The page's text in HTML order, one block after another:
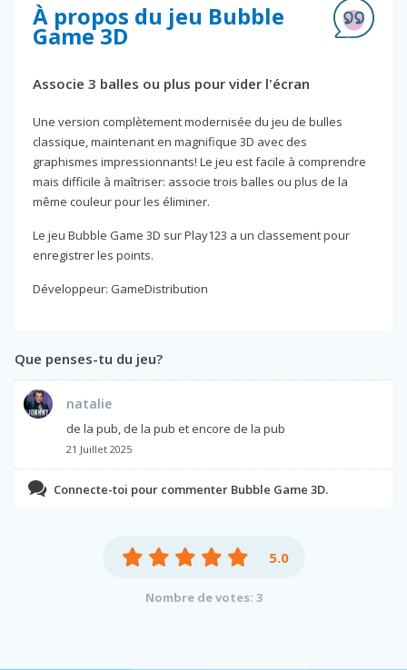
À propos du jeu Bubble
Game 3D
Associe 3 balles ou plus pour vider l'écran
Une version complètement modernisée du jeu de bulles
classique, maintenant en magnifique 3D avec des
graphismes impressionnants! Le jeu est facile à comprendre
mais difficile à maîtriser: associe trois balles ou plus de la
même couleur pour les éliminer.
Le jeu Bubble Game 3D sur Play123 a un classement pour
enregistrer les points.
Développeur: GameDistribution
Que penses-tu du jeu?
natalie
de la pub, de la pub et encore de la pub
21 Juillet 2025
Connecte-toi pour commenter Bubble Game 3D.
5.0
Nombre de votes: 3